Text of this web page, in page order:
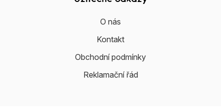
O nás
Kontakt
Obchodní podmínky
Reklamační řád